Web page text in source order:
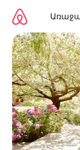
բովանդակությանը